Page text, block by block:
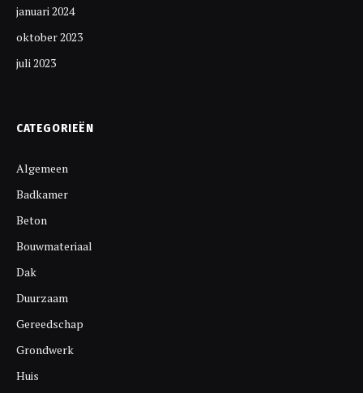
januari 2024
oktober 2023
juli 2023
CATEGORIEËN
Algemeen
Badkamer
Beton
Bouwmateriaal
Dak
Duurzaam
Gereedschap
Grondwerk
Huis